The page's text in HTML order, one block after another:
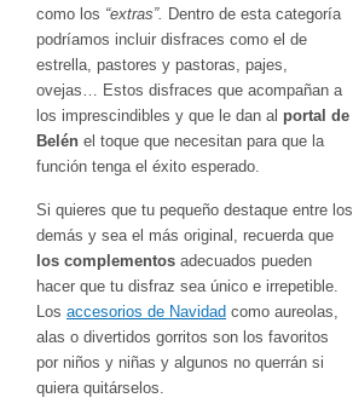
como los “extras”. Dentro de esta categoría
podríamos incluir disfraces como el de
estrella, pastores y pastoras, pajes,
ovejas… Estos disfraces que acompañan a
los imprescindibles y que le dan al portal de
Belén el toque que necesitan para que la
función tenga el éxito esperado.
Si quieres que tu pequeño destaque entre los
demás y sea el más original, recuerda que
los complementos adecuados pueden
hacer que tu disfraz sea único e irrepetible.
Los accesorios de Navidad como aureolas,
alas o divertidos gorritos son los favoritos
por niños y niñas y algunos no querrán si
quiera quitárselos.